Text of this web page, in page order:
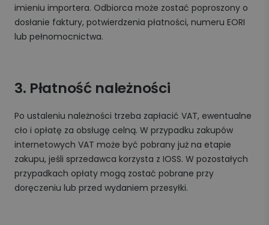
imieniu importera. Odbiorca może zostać poproszony o
dosłanie faktury, potwierdzenia płatności, numeru EORI
lub pełnomocnictwa.
3. Płatność należności
Po ustaleniu należności trzeba zapłacić VAT, ewentualne
cło i opłatę za obsługę celną. W przypadku zakupów
internetowych VAT może być pobrany już na etapie
zakupu, jeśli sprzedawca korzysta z IOSS. W pozostałych
przypadkach opłaty mogą zostać pobrane przy
doręczeniu lub przed wydaniem przesyłki.